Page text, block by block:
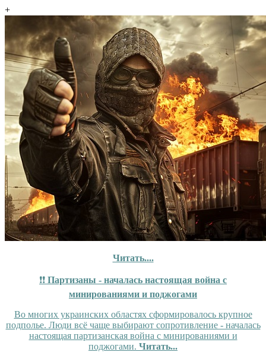
+
Читать....
❗❗ Партизаны - началась настоящая война с
минированиями и поджогами
Во многих украинских областях сформировалось крупное
подполье. Люди всё чаще выбирают сопротивление - началась
настоящая партизанская война с минированиями и
поджогами. Читать...